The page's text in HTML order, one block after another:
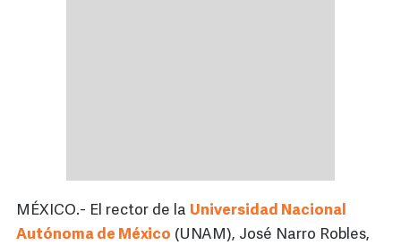
MÉXICO.- El rector de la Universidad Nacional
Autónoma de México (UNAM), José Narro Robles,